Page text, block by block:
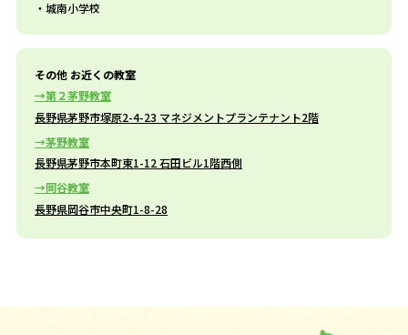
城南小学校
その他 お近くの教室
第２茅野教室
長野県茅野市塚原2-4-23 マネジメントプランテナント2階
茅野教室
長野県茅野市本町東1-12 石田ビル1階西側
岡谷教室
長野県岡谷市中央町1-8-28